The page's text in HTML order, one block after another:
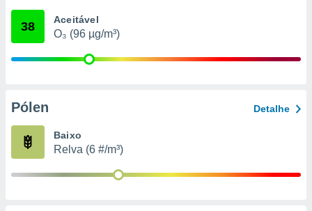
através
estudos
38 Aceitável
O₃ (96 µg/m³)
Pólen Detalhe
Baixo
Relva (6 #/m³)